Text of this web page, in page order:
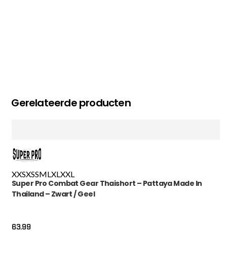
Gerelateerde producten
XXSXSSMLXLXXL
Super Pro Combat Gear Thaishort – Pattaya Made In
Thailand – Zwart / Geel
63.99